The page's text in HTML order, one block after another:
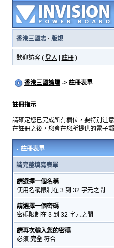
香港三國志· 版規
歡迎訪客 ( 登入 註冊)
香港三國論壇-> 註冊表單
註冊指示
請確定您已完成所有欄位，要特別注
在註冊之後，您會在您所提供的電子
註冊表單
請完整填寫表單
請選擇一個名稱
使用名稱限制在 3 到 32 字元之間
請選擇一個密碼
密碼限制在 3 到 32 字元之間
請再次輸入您的密碼
必須 完全符合